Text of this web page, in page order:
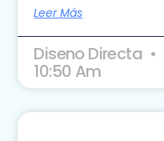
Leer Más
Diseno Directa
10:50 Am